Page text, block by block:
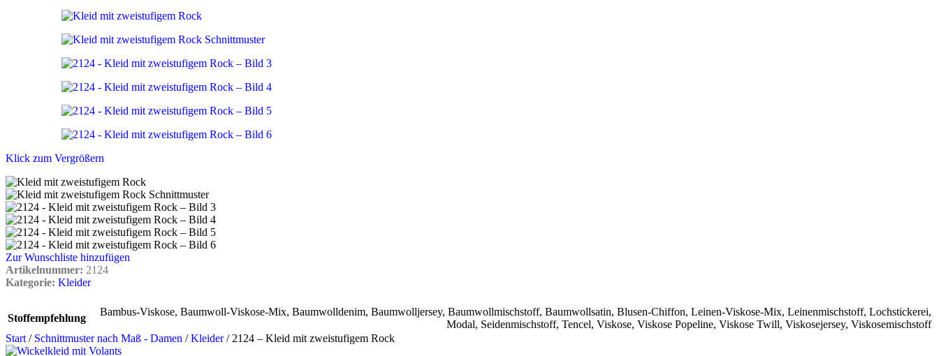
Klick zum Vergrößern
Zur Wunschliste hinzufügen
Artikelnummer: 2124
Kategorie: Kleider
Stoffempfehlung
Bambus-Viskose, Baumwoll-Viskose-Mix, Baumwolldenim, Baumwolljersey, Baumwollmischstoff, Baumwollsatin, Blusen-Chiffon, Leinen-Viskose-Mix, Leinenmischstoff, Lochstickerei,
Modal, Seidenmischstoff, Tencel, Viskose, Viskose Popeline, Viskose Twill, Viskosejersey, Viskosemischstoff
Start / Schnittmuster nach Maß - Damen / Kleider/ 2124 – Kleid mit zweistufigem Rock